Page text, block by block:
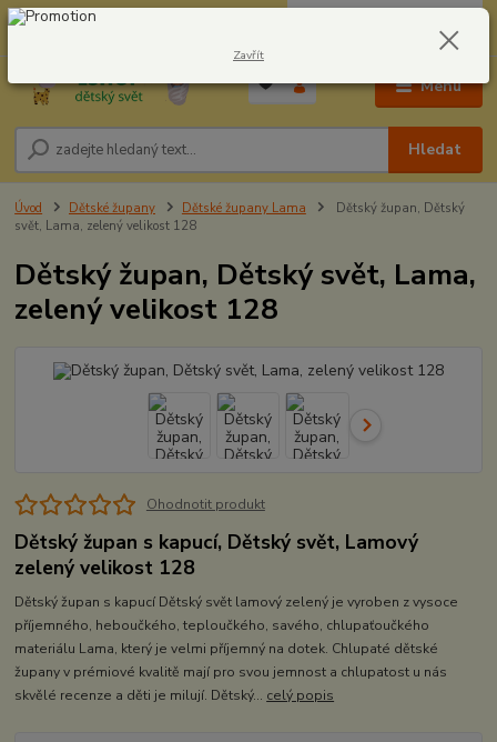
Menu
Hledat
604278943 0,00 Kč
Úvod Dětské župany Dětské župany Lama
Dětský župan, Dětský
svět, Lama, zelený velikost 128
Dětský župan, Dětský svět, Lama,
zelený velikost 128
Ohodnotit produkt
Dětský župan s kapucí, Dětský svět, Lamový
zelený velikost 128
Dětský župan s kapucí Dětský svět lamový zelený je vyroben z vysoce
příjemného, heboučkého, teploučkého, savého, chlupaťoučkého
materiálu Lama, který je velmi příjemný na dotek. Chlupaté dětské
župany v prémiové kvalitě mají pro svou jemnost a chlupatost u nás
skvělé recenze a děti je milují. Dětský... celý popis
Zavřít